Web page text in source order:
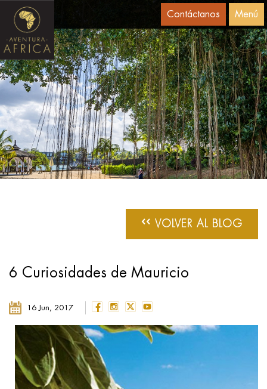
Contáctanos Menú
‹‹ VOLVER AL BLOG
6 Curiosidades de Mauricio
16 Jun, 2017